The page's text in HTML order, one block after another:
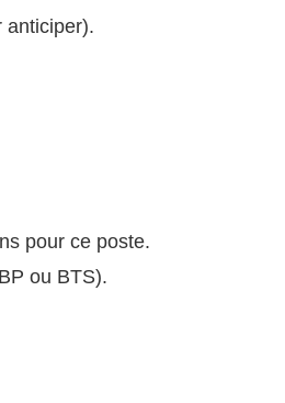
anticiper).
pour ce poste.
ou BTS).